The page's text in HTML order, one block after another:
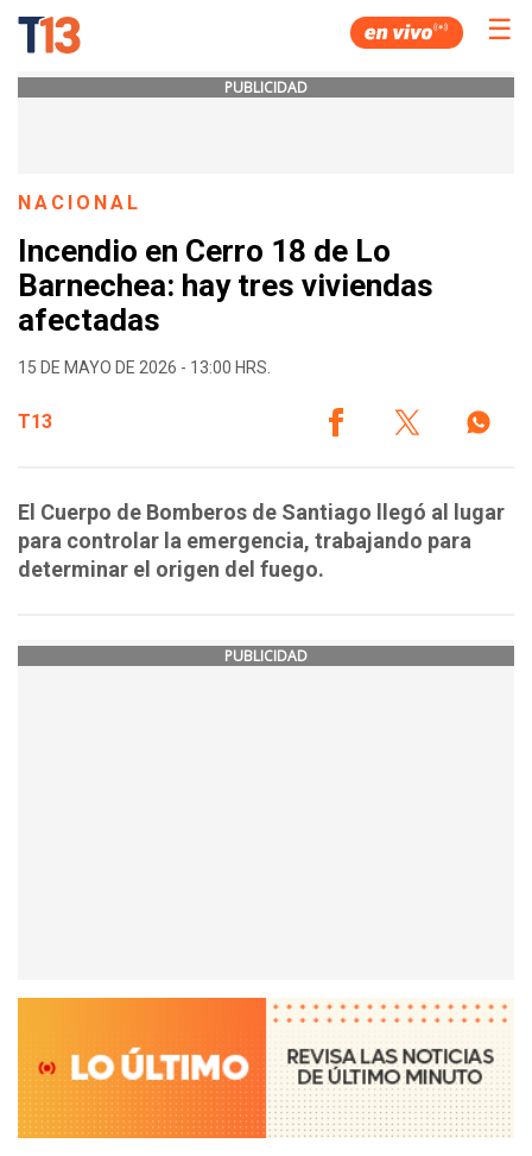
☰
PUBLICIDAD
NACIONAL
Incendio en Cerro 18 de Lo
Barnechea: hay tres viviendas
afectadas
15 DE MAYO DE 2026 - 13:00 HRS.
T13
El Cuerpo de Bomberos de Santiago llegó al lugar
para controlar la emergencia, trabajando para
determinar el origen del fuego.
PUBLICIDAD